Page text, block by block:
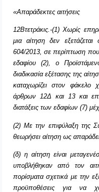
«Απαράδεκτες αιτήσεις
12Βτετράκις.-(1) Χωρίς
μια αίτηση δεν
604/2013, σε περίπτωση που
εδαφίου (2), ο
διαδικασία εξέτασης της
καταχωρίζει στον φάκελο
άρθρων 12Δ και 13 και
διατάξεις των εδαφίων (7)
(2) Με την επιφύλαξη της
θεωρήσει αίτηση ως
(δ) η αίτηση είναι
υποβλήθηκαν από τον
πορίσματα σχετικά με την
προϋποθέσεις για να